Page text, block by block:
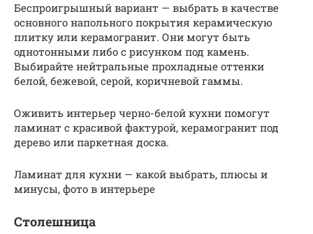
Беспроигрышный вариант — выбрать в качестве
основного напольного покрытия керамическую
плитку или керамогранит. Они могут быть
однотонными либо с рисунком под камень.
Выбирайте нейтральные прохладные оттенки
белой, бежевой, серой, коричневой гаммы.
Оживить интерьер черно-белой кухни помогут
ламинат с красивой фактурой, керамогранит под
дерево или паркетная доска.
Ламинат для кухни — какой выбрать, плюсы и
минусы, фото в интерьере
Столешница